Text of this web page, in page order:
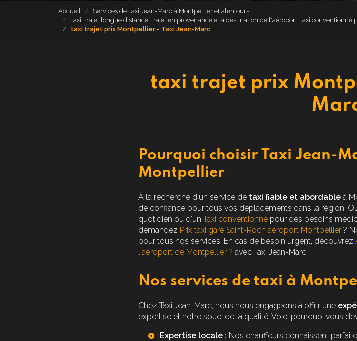
Accueil
Services de Taxi Jean-Marc à Montpellier et alentours
Taxi, trajet longue distance, trajet en provenance et à destination de l'aéroport, taxi
taxi trajet prix Montpellier - Taxi Jean-Marc
taxi trajet prix
Pourquoi choisir Taxi Jean-
Montpellier
À la recherche d'un service de taxi fiable et abordable à
de confiance pour tous vos déplacements dans la région.
quotidien ou d'un Taxi conventionné pour des besoins
demandez Prix taxi gare Saint-Roch aéroport Montpellier ?
pour tous nos services. En cas de besoin urgent, découvrez
l'aéroport de Montpellier ? avec Taxi Jean-Marc.
Nos services de taxi à
Chez Taxi Jean-Marc, nous nous engageons à offrir une
expertise et notre souci de la qualité. Voici pourquoi vous
Expertise locale : Nos chauffeurs connaissent